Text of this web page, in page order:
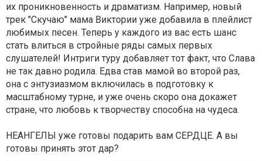
их проникновенность и драматизм. Например, новый
трек "Скучаю" мама Виктории уже добавила в плейлист
любимых песен. Теперь у каждого из вас есть шанс
стать влиться в стройные ряды самых первых
слушателей! Интриги туру добавляет тот факт, что Слава
не так давно родила. Едва став мамой во второй раз,
она с энтузиазмом включилась в подготовку к
масштабному турне, и уже очень скоро она докажет
стране, что любовь к творчеству способна на чудеса.
НЕАНГЕЛЫ уже готовы подарить вам СЕРДЦЕ. А вы
готовы принять этот дар?